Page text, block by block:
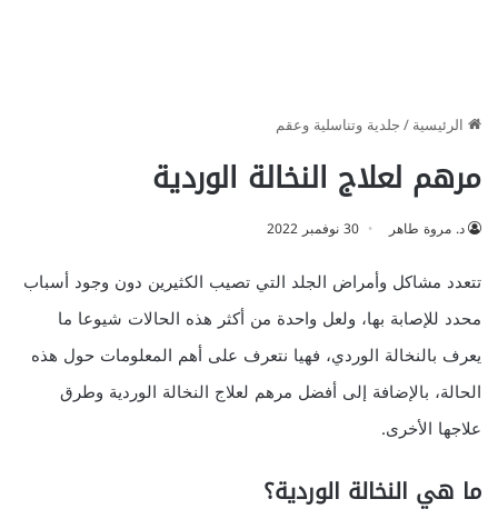
الرئيسية/جلدية وتناسلية وعقم
مرهم لعلاج النخالة الوردية
د. مروة طاهر 30 نوفمبر 2022
تتعدد مشاكل وأمراض الجلد التي تصيب الكثيرين دون وجود أسباب
محدد للإصابة بها، ولعل واحدة من أكثر هذه الحالات شيوعا ما
يعرف بالنخالة الوردي، فهيا نتعرف على أهم المعلومات حول هذه
الحالة، بالإضافة إلى أفضل مرهم لعلاج النخالة الوردية وطرق
علاجها الأخرى.
ما هي النخالة الوردية؟